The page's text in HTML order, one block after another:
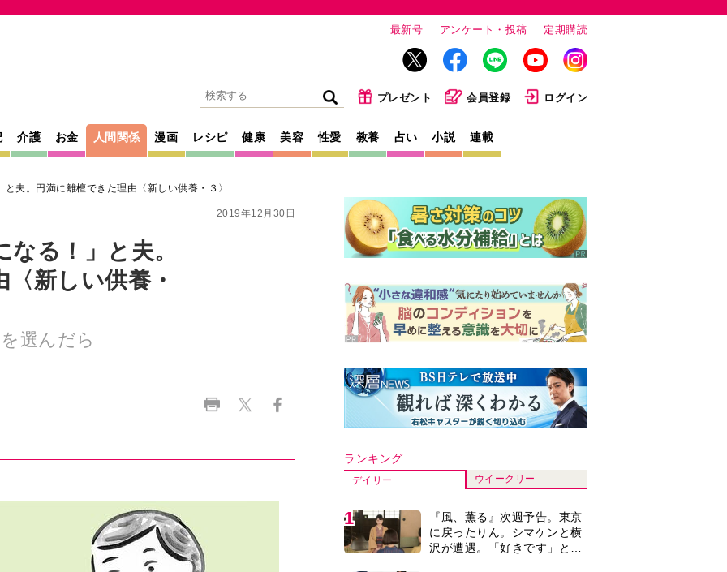
最新号 アンケート・投稿 定期購読
プレゼント 会員登録 ログイン
介護 お金 人間関係 漫画 レシピ 健康 美容 性愛 教養 占い 小説 連載
夫。円満に離檀できた理由〈新しい供養・３〉
2019年12月30日
る！」と夫。
新しい供養・
選んだら
ランキング
デイリー ウイークリー
1
『風、薫る』次週予告。東京
に戻ったりん。シマケンと横
沢が遭遇。「好きです」と告